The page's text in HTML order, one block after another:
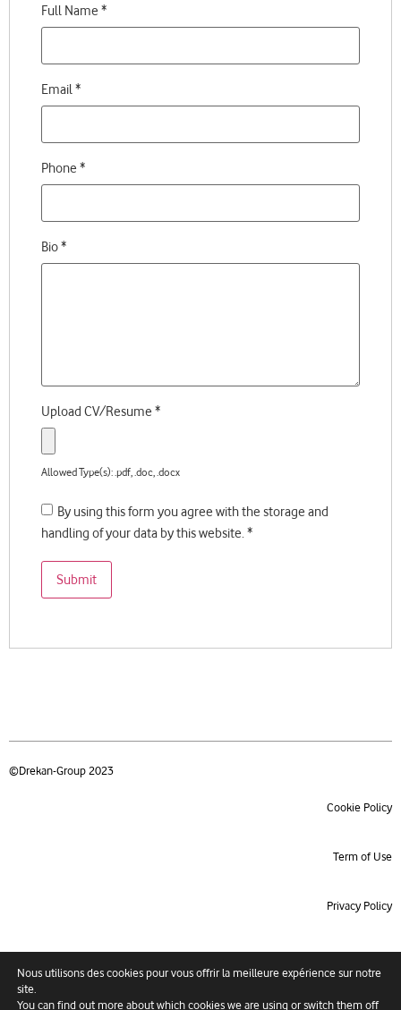
Full Name *
Email*
Phone *
Bio*
Upload CV/Resume *
Allowed Type(s): .pdf, .doc, .docx
By using this form you agree with the storage and
handling of your data by this website.*
©Drekan-Group 2023
Cookie Policy
Term of Use
Privacy Policy
Product index
Site map
Nous utilisons des cookies pour vous offrir la meilleure expérience sur notre
site.
You can find out more about which cookies we are using or switch them off